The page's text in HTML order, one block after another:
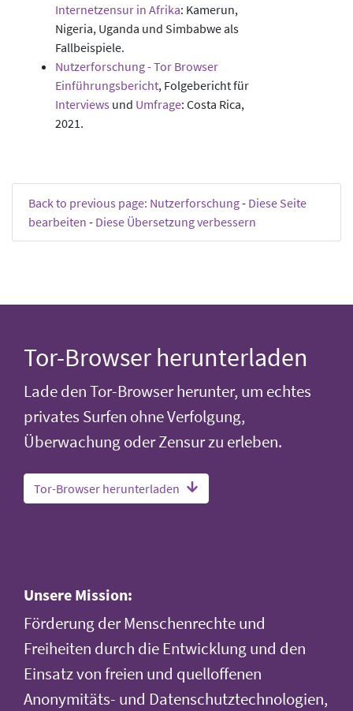
Internetzensur in Afrika: Kamerun,
Nigeria, Uganda und Simbabwe als
Fallbeispiele.
Nutzerforschung - Tor Browser
Einführungsbericht, Folgebericht für
Interviews und Umfrage: Costa Rica,
2021.
Back to previous page: Nutzerforschung- Diese Seite
bearbeiten - Diese Übersetzung verbessern
Tor-Browser herunterladen
Lade den Tor-Browser herunter, um echtes
privates Surfen ohne Verfolgung,
Überwachung oder Zensur zu erleben.
Tor-Browser herunterladen
Unsere Mission:
Förderung der Menschenrechte und
Freiheiten durch die Entwicklung und den
Einsatz von freien und quelloffenen
Anonymitäts- und Datenschutztechnologien,